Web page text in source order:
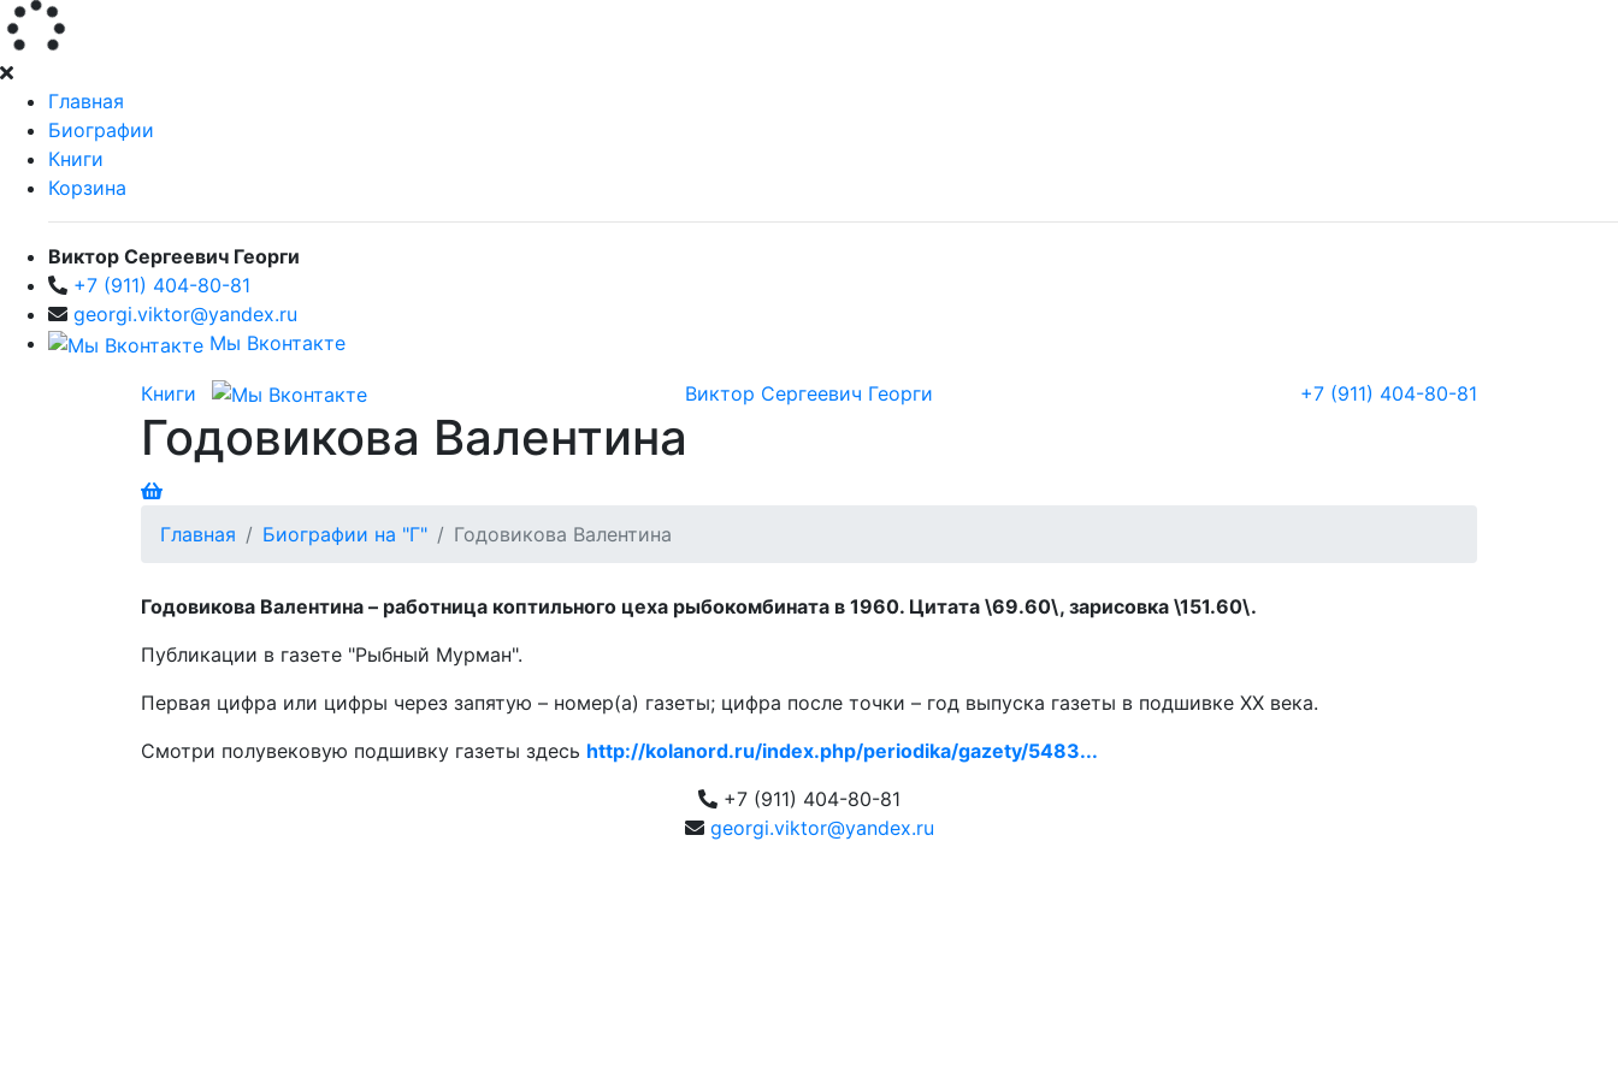
Главная
Биографии
Книги
Корзина
Виктор Сергеевич Георги
+7 (911) 404-80-81
georgi.viktor@yandex.ru
Мы Вконтакте
Книги Виктор Сергеевич Георги +7 (911) 404-80-81
Годовикова Валентина
Главная Биографии на "Г" Годовикова Валентина
Годовикова Валентина – работница коптильного цеха рыбокомбината в 1960. Цитата \69.60\, зарисовка \151.60\.
Публикации в газете "Рыбный Мурман".
Первая цифра или цифры через запятую – номер(а) газеты; цифра после точки – год выпуска газеты в подшивке ХХ века.
Смотри полувековую подшивку газеты здесь http://kolanord.ru/index.php/periodika/gazety/5483...
+7 (911) 404-80-81
georgi.viktor@yandex.ru